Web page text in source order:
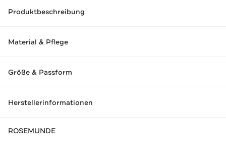
Produktbeschreibung
Material & Pflege
Größe & Passform
Herstellerinformationen
ROSEMUNDE